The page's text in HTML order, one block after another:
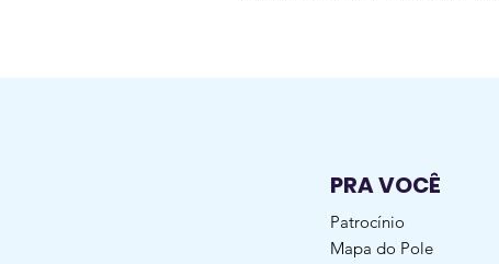
PRA VOCÊ
Patrocínio
Mapa do Pole